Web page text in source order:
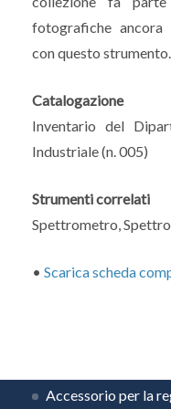
Accessorio per la
fotografiche
con questo strumento.
Catalogazione
Inventario del
Industriale (n. 005)
Strumenti correlati
Spettrometro,
• Scarica scheda